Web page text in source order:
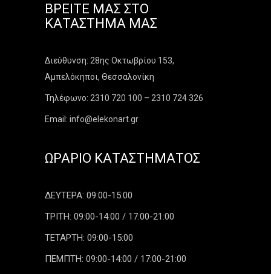
ΒΡΕΊΤΕ ΜΑΣ ΣΤΟ
ΚΑΤΆΣΤΗΜΑ ΜΑΣ
Διεύθυνση: 28ης Οκτωβρίου 153,
Αμπελόκηποι, Θεσσαλονίκη
Τηλέφωνο: 2310 720 100 – 2310 724 326
Email: info@elekonart.gr
ΩΡΆΡΙΟ ΚΑΤΑΣΤΉΜΑΤΟΣ
ΔΕΥΤΕΡΑ: 09:00-15:00
ΤΡΙΤΗ: 09:00-14:00 / 17:00-21:00
ΤΕΤΑΡΤΗ: 09:00-15:00
ΠΕΜΠΤΗ: 09:00-14:00 / 17:00-21:00